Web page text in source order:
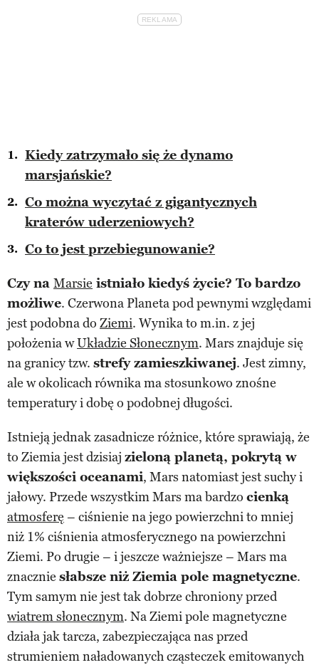
Kiedy zatrzymało się że dynamo
marsjańskie?
Co można wyczytać z gigantycznych
kraterów uderzeniowych?
Co to jest przebiegunowanie?
Czy na Marsie istniało kiedyś życie? To bardzo
możliwe. Czerwona Planeta pod pewnymi względami
jest podobna do Ziemi. Wynika to m.in. z jej
położenia wUkładzie Słonecznym. Mars znajduje się
na granicy tzw. strefy zamieszkiwanej. Jest zimny,
ale w okolicach równika ma stosunkowo znośne
temperatury i dobę o podobnej długości.
Istnieją jednak zasadnicze różnice, które sprawiają, że
to Ziemia jest dzisiaj zieloną planetą, pokrytą w
większości oceanami, Mars natomiast jest suchy i
jałowy. Przede wszystkim Mars ma bardzo cienką
atmosferę – ciśnienie na jego powierzchni to mniej
niż 1% ciśnienia atmosferycznego na powierzchni
Ziemi. Po drugie – i jeszcze ważniejsze – Mars ma
znacznie słabsze niż Ziemia pole magnetyczne.
Tym samym nie jest tak dobrze chroniony przed
wiatrem słonecznym. Na Ziemi pole magnetyczne
działa jak tarcza, zabezpieczająca nas przed
strumieniem naładowanych cząsteczek emitowanych